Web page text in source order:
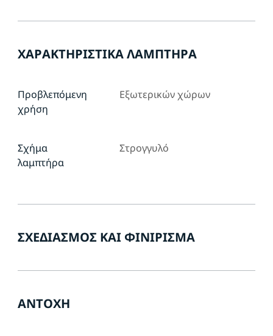
ΧΑΡΑΚΤΗΡΙΣΤΙΚΆ ΛΑΜΠΤΉΡΑ
Προβλεπόμενη
χρήση
Εξωτερικών χώρων
Σχήμα
λαμπτήρα
Στρογγυλό
ΣΧΕΔΙΑΣΜΌΣ ΚΑΙ ΦΙΝΊΡΙΣΜΑ
ΑΝΤΟΧΉ